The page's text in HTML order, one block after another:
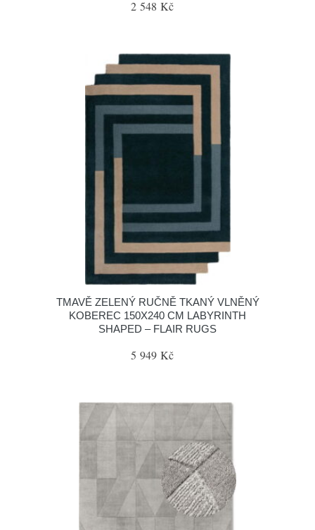
2 548 Kč
TMAVĚ ZELENÝ RUČNĚ TKANÝ VLNĚNÝ
KOBEREC 150X240 CM LABYRINTH
SHAPED – FLAIR RUGS
5 949 Kč